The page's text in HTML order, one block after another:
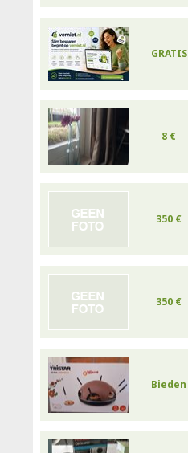
GRATIS
8 €
350 €
350 €
Bieden